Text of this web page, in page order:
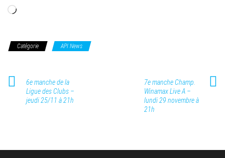
Chargement…
Catégorie API News
6e manche de la
Ligue des Clubs –
jeudi 25/11 à 21h
7e manche Champ.
Winamax Live A –
lundi 29 novembre à
21h